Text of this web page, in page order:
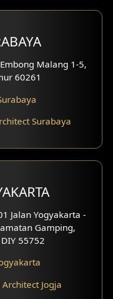
Malang 1-5,
60261
Surabaya
Jalan Yogyakarta -
Gamping,
55752
Jogja